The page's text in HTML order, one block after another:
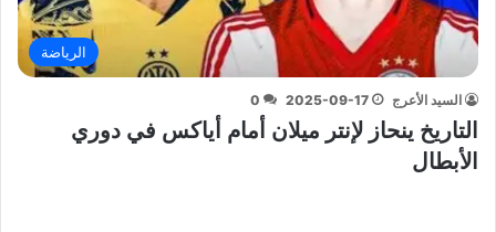
الرياضة
السيد الأعرج 2025-09-17
0
التاريخ ينحاز لإنتر ميلان أمام أياكس في دوري
الأبطال